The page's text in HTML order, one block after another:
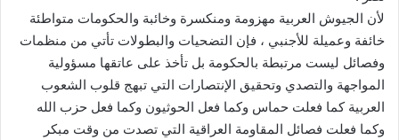
لأن الجيوش العربية مهزومة ومنكسرة وخائبة والحكومات متواطئة
خائفة وعميلة للأجنبي ، فإن التضحيات والبطولات تأتي من منظمات
وفصائل ليست مرتبطة بالحكومة بل تأخذ على عاتقها مسؤولية
المواجهة والتصدي وتحقيق الإنتصارات التي تبهج قلوب الشعوب
العربية كما فعلت حماس وكما فعل الحوثيون وكما فعل حزب الله
وكما فعلت فصائل المقاومة العراقية التي تصدت من وقت مبكر